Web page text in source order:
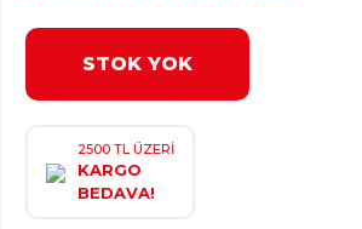
STOK YOK
2500 TL ÜZERİ
KARGO
BEDAVA!